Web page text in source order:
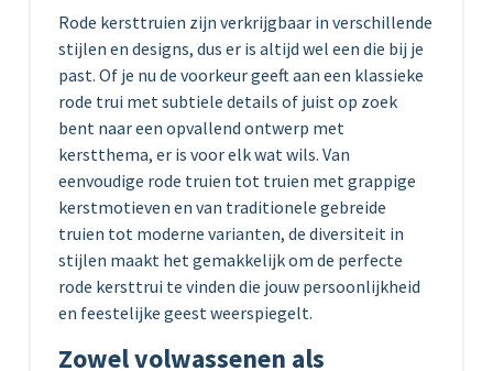
Rode kersttruien zijn verkrijgbaar in verschillende
stijlen en designs, dus er is altijd wel een die bij je
past. Of je nu de voorkeur geeft aan een klassieke
rode trui met subtiele details of juist op zoek
bent naar een opvallend ontwerp met
kerstthema, er is voor elk wat wils. Van
eenvoudige rode truien tot truien met grappige
kerstmotieven en van traditionele gebreide
truien tot moderne varianten, de diversiteit in
stijlen maakt het gemakkelijk om de perfecte
rode kersttrui te vinden die jouw persoonlijkheid
en feestelijke geest weerspiegelt.
Zowel volwassenen als